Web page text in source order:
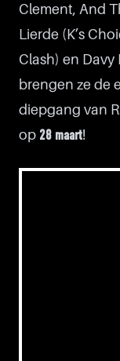
Clement, And
Lierde (K’s
Clash) en Davy
brengen ze de
diepgang van
op 28 maart!